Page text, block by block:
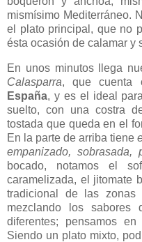
mismísimo Mediterráneo.
el plato principal, que no
ésta ocasión de calamar y
En unos minutos llega
Calasparra, que cuenta
España, y es el ideal
suelto, con una costra
tostada que queda en el
En la parte de arriba tiene
empanizado, sobrasada,
bocado, notamos el
caramelizada, el jitomate
tradicional de las zonas
mezclando los sabores
diferentes; pensamos
Siendo un plato mixto,